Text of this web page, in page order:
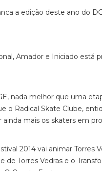
a edição deste ano do
Amador e Iniciado está
nada melhor que uma
o Radical Skate Clube,
mais os skaters em
2014 vai animar Torres
de Torres Vedras e o